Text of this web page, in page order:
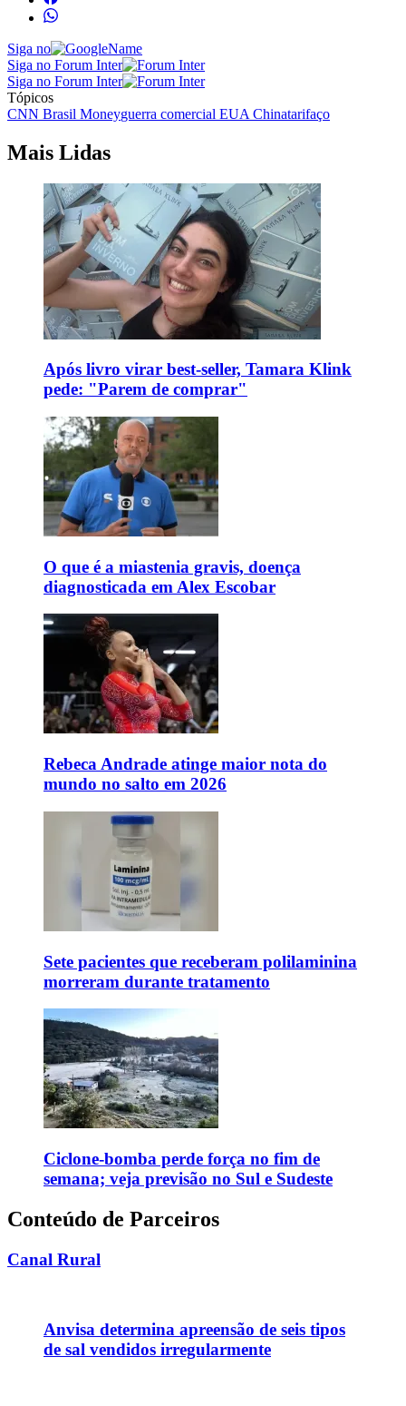
Siga no
Siga no Forum Inter
Siga no Forum Inter
Tópicos
CNN Brasil Moneyguerra comercial EUA Chinatarifaço
Mais Lidas
Após livro virar best-seller, Tamara Klink
pede: "Parem de comprar"
O que é a miastenia gravis, doença
diagnosticada em Alex Escobar
Rebeca Andrade atinge maior nota do
mundo no salto em 2026
Sete pacientes que receberam polilaminina
morreram durante tratamento
Ciclone-bomba perde força no fim de
semana; veja previsão no Sul e Sudeste
Conteúdo de Parceiros
Canal Rural
Anvisa determina apreensão de seis tipos
de sal vendidos irregularmente